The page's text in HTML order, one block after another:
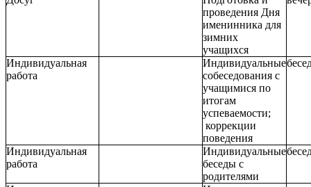
проведения Дня
именинника для
зимних
учащихся
Индивидуальная
работа
Индивидуальные
собеседования с
учащимися по
итогам
успеваемости;
коррекции
поведения
Индивидуальная
работа
Индивидуальные
беседы с
родителями